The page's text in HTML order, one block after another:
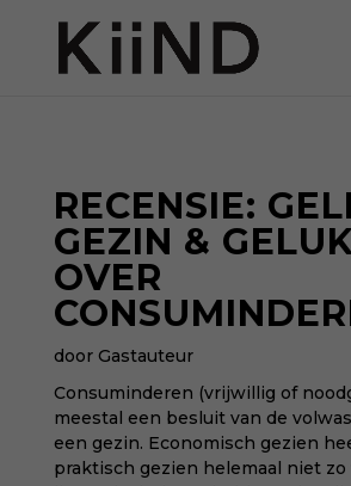
RECENSIE:
GEZIN &
OVER
door Gastauteur
Consuminderen (vrijwillig of
meestal een besluit van de
een gezin. Economisch gezien
praktisch gezien helemaal niet zo